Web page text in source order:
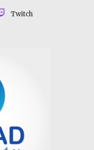
Twitch